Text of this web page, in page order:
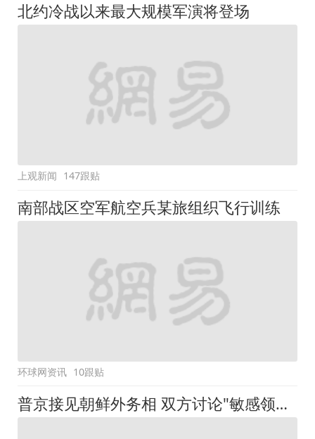
北约冷战以来最大规模军演将登场
上观新闻 147跟贴
南部战区空军航空兵某旅组织飞行训练
环球网资讯 10跟贴
普京接见朝鲜外务相 双方讨论"敏感领域"合作问题